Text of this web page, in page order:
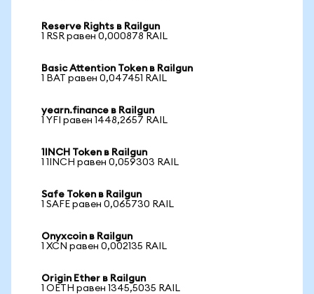
Reserve Rights в Railgun
1 RSR равен 0,000878 RAIL
Basic Attention Token в Railgun
1 BAT равен 0,047451 RAIL
yearn.finance в Railgun
1 YFI равен 1448,2657 RAIL
1INCH Token в Railgun
1 1INCH равен 0,059303 RAIL
Safe Token в Railgun
1 SAFE равен 0,065730 RAIL
Onyxcoin в Railgun
1 XCN равен 0,002135 RAIL
Origin Ether в Railgun
1 OETH равен 1345,5035 RAIL